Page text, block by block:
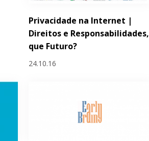
Privacidade na Internet |
Direitos e Responsabilidades,
que Futuro?
24.10.16